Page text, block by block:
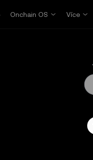
Onchain OS Více